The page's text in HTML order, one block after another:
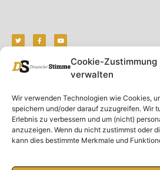
Cookie-Zustimmung
verwalten
Wir verwenden Technologien wie Cookies,
speichern und/oder darauf zuzugreifen. Wir
Erlebnis zu verbessern und um (nicht)
anzuzeigen. Wenn du nicht zustimmst oder
kann dies bestimmte Merkmale und
Unser Magazin
Spenden
Ausgaben
DS-TV
Rubriken
Deutschland
Ausland
Gespräch